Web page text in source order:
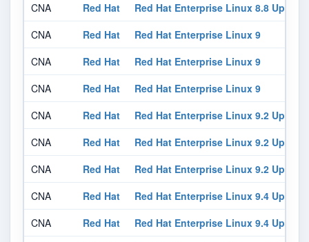
CNA
Red Hat
Red Hat Enterprise Linux 8.8
CNA
Red Hat
Red Hat Enterprise Linux 9
CNA
Red Hat
Red Hat Enterprise Linux 9
CNA
Red Hat
Red Hat Enterprise Linux 9
CNA
Red Hat
Red Hat Enterprise Linux 9.2
CNA
Red Hat
Red Hat Enterprise Linux 9.2
CNA
Red Hat
Red Hat Enterprise Linux 9.2
CNA
Red Hat
Red Hat Enterprise Linux 9.4
CNA
Red Hat
Red Hat Enterprise Linux 9.4